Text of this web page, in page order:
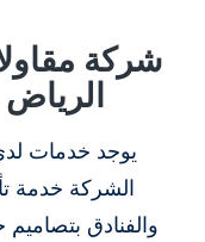
شركة
الرياض
يوجد خدمات
الشركة خدمة
والفنادق